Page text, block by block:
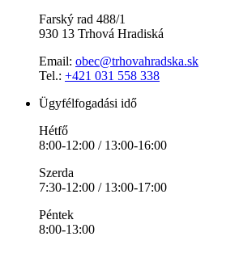
Farský rad 488/1
930 13 Trhová Hradiská
Email: obec@trhovahradska.sk
Tel.: +421 031 558 338
Ügyfélfogadási idő
Hétfő
8:00-12:00 / 13:00-16:00
Szerda
7:30-12:00 / 13:00-17:00
Péntek
8:00-13:00